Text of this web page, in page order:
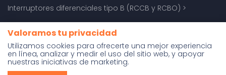
Interruptores diferenciales tipo B (RCCB y RCBO) >
Copyright © Zhejiang ETEK Electrical Technology Co., Ltd. |
Desarrollado por:
Valoramos tu privacidad
Utilizamos cookies para ofrecerte una mejor experiencia
en línea, analizar y medir el uso del sitio web, y apoyar
nuestras iniciativas de marketing.